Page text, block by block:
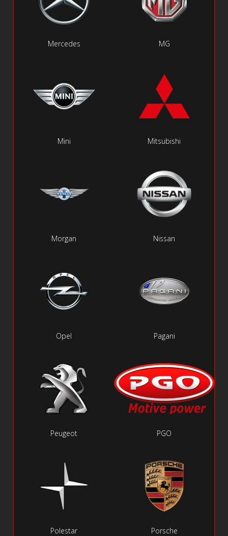
Mercedes MG
Mini Mitsubishi
Morgan Nissan
Opel Pagani
Peugeot PGO
Polestar Porsche